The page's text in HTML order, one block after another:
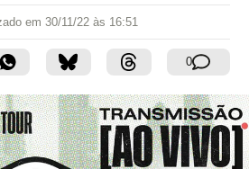
em 30/11/22 às 16:51
0